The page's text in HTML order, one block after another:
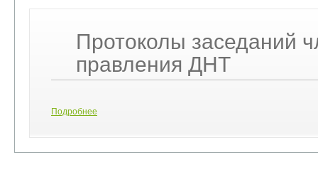
Протоколы заседаний
правления ДНТ
Подробнее